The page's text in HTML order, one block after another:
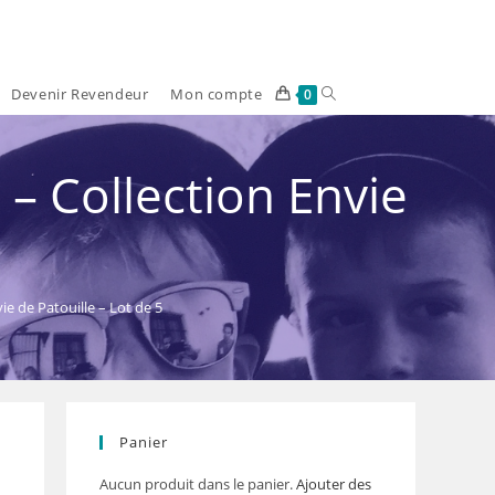
Devenir Revendeur Mon compte 0 Toggle
search
Collection Envie
de Patouille – Lot de 5
Panier
Aucun produit dans le panier.Ajouter des